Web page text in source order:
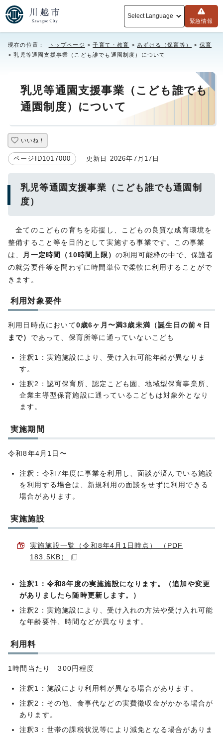
Select Language
緊急情報
現在の位置： トップページ >子育て・教育 > あずける（保育等） > 保育
> 乳児等通園支援事業（こども誰でも通園制度）について
乳児等通園支援事業（こども誰でも
通園制度）について
いいね！
ページID1017000 更新日 2026年7月17日
乳児等通園支援事業（こども誰でも通園制
度）
全てのこどもの育ちを応援し、こどもの良質な成育環境を
整備すること等を目的として実施する事業です。この事業
は、
月一定時間（10時間上限）の利用可能枠の中で、保護者
の就労要件等を問わずに時間単位で柔軟に利用することがで
きます。
利用対象要件
利用日時点において0歳6ヶ月〜満3歳未満（誕生日の前々日
まで） であって、保育所等に通っていないこども
注釈1：実施施設により、受け入れ可能年齢が異なりま
す。
注釈2：認可保育所、認定こども園、地域型保育事業所、
企業主導型保育施設に通っているこどもは対象外となり
ます。
実施期間
令和8年4月1日〜
注釈：令和7年度に事業を利用し、面談が済んでいる施設
を利用する場合は、新規利用の面談をせずに利用できる
場合があります。
実施施設
実施施設一覧（令和8年4月1日時点） （PDF
183.5KB）
注釈1：令和8年度の実施施設になります。（追加や変更
がありましたら随時更新します。）
注釈2：実施施設により、受け入れの方法や受け入れ可能
な年齢要件、時間などが異なります。
利用料
1時間当たり 300円程度
注釈1：施設により利用料が異なる場合があります。
注釈2：その他、食事代などの実費徴収金がかかる場合が
あります。
注釈3：世帯の課税状況等により減免となる場合がありま